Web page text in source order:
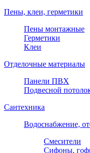
Пены, клеи, герметики
Пены монтажные
Герметики
Клеи
Отделочные материалы
Панели ПВХ
Подвесной
Сантехника
Водоснабжение,
Смесители
Сифоны,